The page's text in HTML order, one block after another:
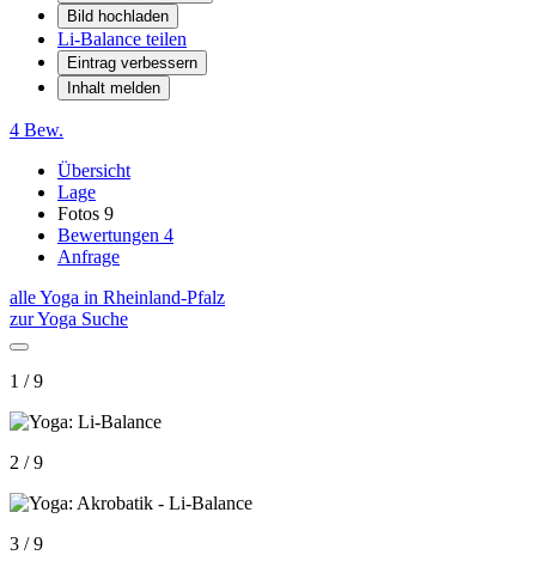
Bild hochladen
Li-Balance teilen
Eintrag verbessern
Inhalt melden
4 Bew.
Übersicht
Lage
Fotos 9
Bewertungen 4
Anfrage
alle Yoga in Rheinland-Pfalz
zur Yoga Suche
1 / 9
2 / 9
3 / 9